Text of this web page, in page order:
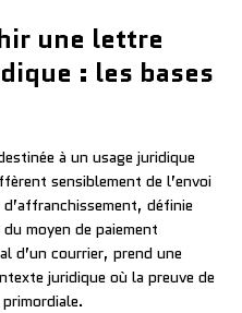
une lettre
: les bases
à un usage juridique
sensiblement de l’envoi
définie
moyen de paiement
d’un courrier, prend une
juridique où la preuve de